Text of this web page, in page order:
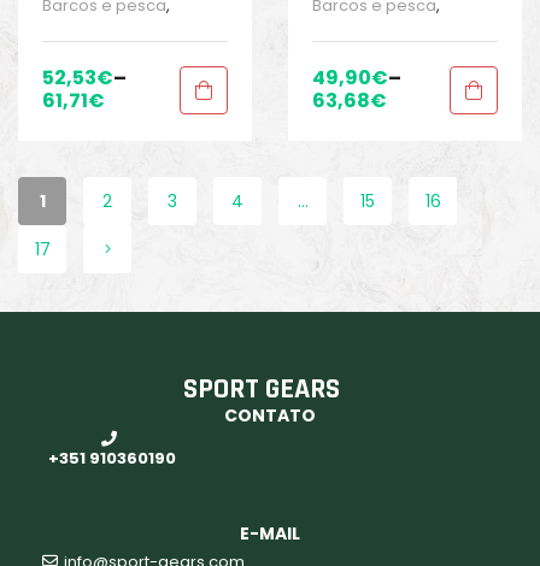
Barcos e pesca,
Roupa homem
Roupa
homem
Sport Gears,
52,53€–
61,71€
Barcos e pesca,
Roupa homem
Roupa
homem,Sport Gears,
49,90€–
63,68€
1 2 3 4 … 15
16
17
SPORT GEARS
CONTATO
+351 910360190
E-MAIL
info@sport-gears.com